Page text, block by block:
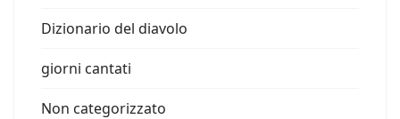
Dizionario del diavolo
giorni cantati
Non categorizzato